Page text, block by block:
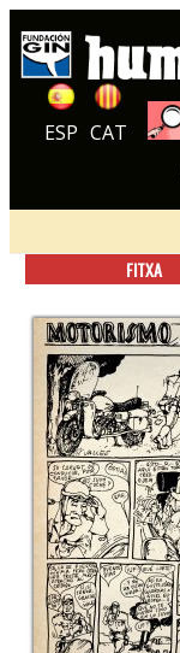
ESP CAT
FITXA